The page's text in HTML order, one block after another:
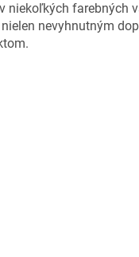
niekoľkých farebných
nevyhnutným